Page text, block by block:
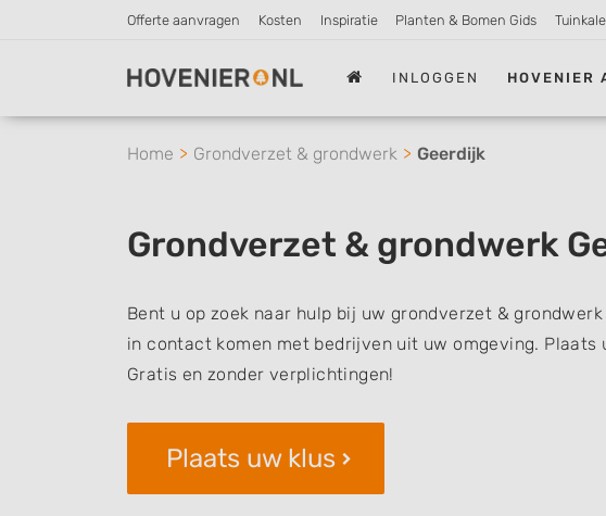
Offerte aanvragen Kosten Inspiratie Planten & Bomen Gids
INLOGGEN HOVENIER
Home Grondverzet & grondwerk Geerdijk
Grondverzet & grondwerk
Bent u op zoek naar hulp bij uw grondverzet &
in contact komen met bedrijven uit uw omgeving.
Gratis en zonder verplichtingen!
Plaats uw klus